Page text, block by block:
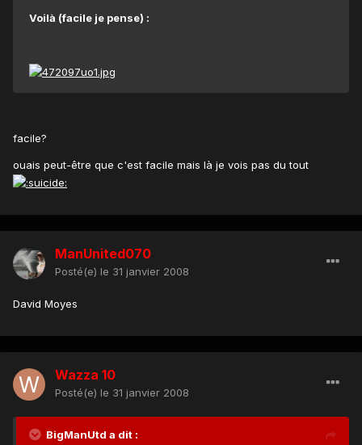
Voilà (facile je pense) :
facile?
ouais peut-être que c'est facile mais là je vois pas du tout
ManUnited070
Posté(e) le 31 janvier 2008
David Moyes
Wazza 10
Posté(e) le 31 janvier 2008
BigManUtd a dit :